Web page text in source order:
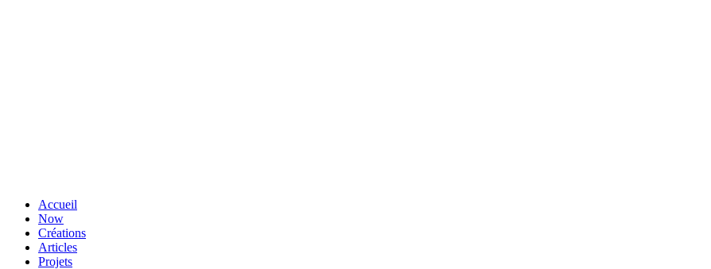
Accueil
Now
Créations
Articles
Projets